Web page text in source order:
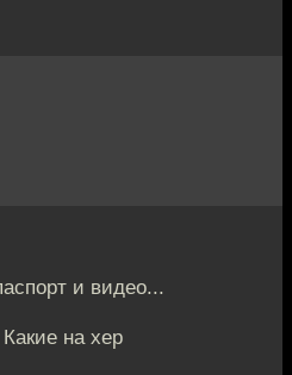
и видео...
на хер